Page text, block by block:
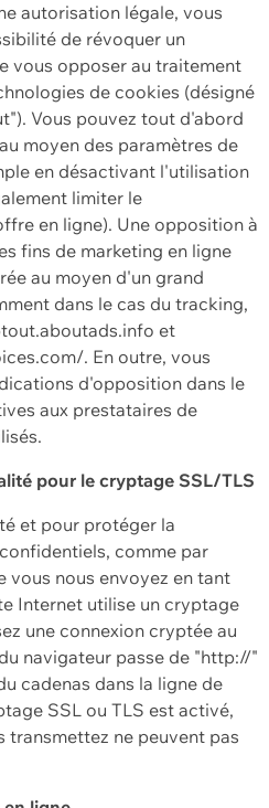
autorisation légale, vous
de révoquer un
vous opposer au traitement
de cookies (désigné
Vous pouvez tout d'abord
moyen des paramètres de
en désactivant l'utilisation
limiter le
en ligne). Une opposition à
fins de marketing en ligne
au moyen d'un grand
dans le cas du tracking,
et
. En outre, vous
d'opposition dans le
aux prestataires de
pour le cryptage SSL/TLS
et pour protéger la
comme par
vous nous envoyez en tant
Internet utilise un cryptage
une connexion cryptée au
navigateur passe de "http://"
cadenas dans la ligne de
SSL ou TLS est activé,
transmettez ne peuvent pas